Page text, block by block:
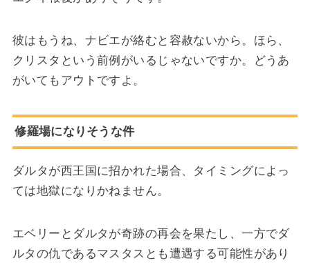
彼はもうね、ナビエが絡むと容赦ないから。ほら、
クリスタという前例がいるじゃないですか。どうあ
がいてもアウトですよ。
修羅場になりそうな件
ダルタが西王国に招かれた場合、タイミングによっ
ては地獄になりかねません。
エベリーとダルタが奇跡の再会を果たし、一方でダ
ルタの仇であるマスタスとも遭遇する可能性があり